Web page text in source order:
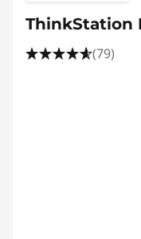
ThinkStation
(79)